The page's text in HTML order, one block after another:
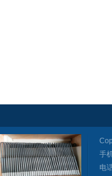
手
电